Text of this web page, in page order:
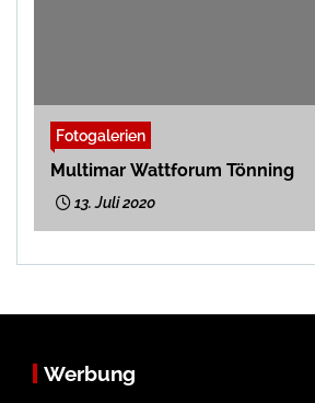
Fotogalerien
Multimar Wattforum Tönning
13. Juli 2020
Werbung